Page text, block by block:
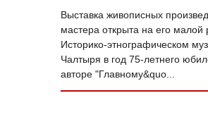
Выставка живописных
мастера открыта на его малой
Историко-этнографическом
Чалтыря в год 75‑летнего
авторе "Главному&quo...